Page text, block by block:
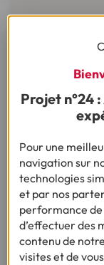
Pour
par
Projet n°24
Pour une
navigation sur
technologies
et par nos
performance de
d’effectuer des
contenu de
visites et de